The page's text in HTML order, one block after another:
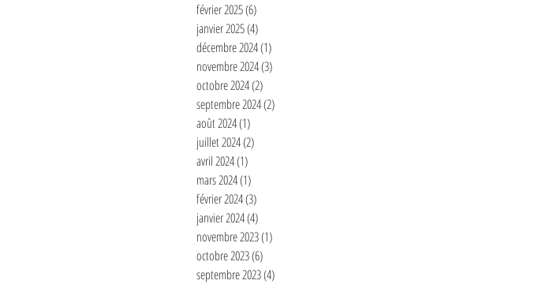
février 2025(6)
janvier 2025(4)
décembre 2024(1)
novembre 2024(3)
octobre 2024(2)
septembre 2024(2)
août 2024(1)
juillet 2024(2)
avril 2024(1)
mars 2024(1)
février 2024(3)
janvier 2024(4)
novembre 2023(1)
octobre 2023(6)
septembre 2023(4)